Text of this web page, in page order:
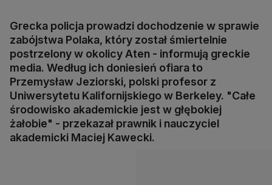
Grecka policja prowadzi dochodzenie w sprawie
zabójstwa Polaka, który został śmiertelnie
postrzelony w okolicy Aten - informują greckie
media. Według ich doniesień ofiara to
Przemysław Jeziorski, polski profesor z
Uniwersytetu Kalifornijskiego w Berkeley. "Całe
środowisko akademickie jest w głębokiej
żałobie" - przekazał prawnik i nauczyciel
akademicki Maciej Kawecki.